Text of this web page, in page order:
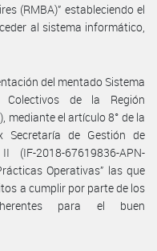
(RMBA)” estableciendo el
al sistema informático,
del mentado Sistema
de la Región
mediante el artículo 8° de la
de Gestión de
2018-67619836-APN-
Operativas” las que
a cumplir por parte de los
para el buen